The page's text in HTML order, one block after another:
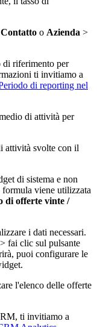
Contatto o Azienda >
di riferimento per
ti invitiamo a
di reporting nel
di attività per
attività svolte con il
di sistema e non
formula viene utilizzata
di offerte vinte /
i dati necessari.
fai clic sul pulsante
puoi configurare le
l'elenco delle offerte
ti invitiamo a